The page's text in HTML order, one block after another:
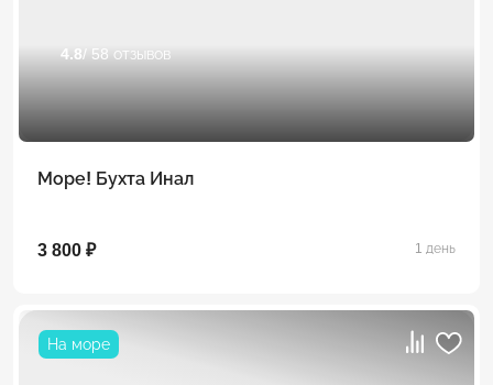
4.8/ 58 отзывов
Море! Бухта Инал
3 800 ₽ 1 день
На море